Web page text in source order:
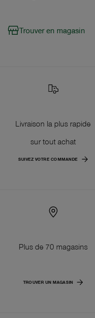
Trouver en magasin
Livraison la plus rapide
sur tout achat
SUIVEZ VOTRE COMMANDE
Plus de 70 magasins
TROUVER UN MAGASIN